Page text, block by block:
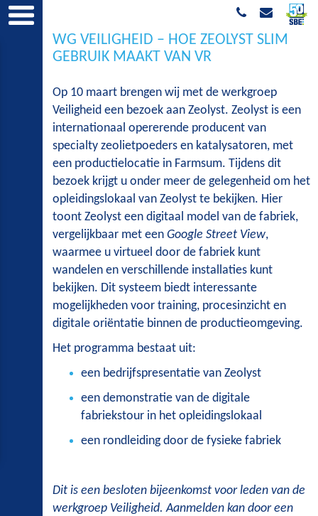
WG VEILIGHEID – HOE ZEOLYST SLIM
GEBRUIK MAAKT VAN VR
Op 10 maart brengen wij met de werkgroep
Veiligheid een bezoek aan Zeolyst. Zeolyst is een
internationaal opererende producent van
specialty zeolietpoeders en katalysatoren, met
een productielocatie in Farmsum. Tijdens dit
bezoek krijgt u onder meer de gelegenheid om het
opleidingslokaal van Zeolyst te bekijken. Hier
toont Zeolyst een digitaal model van de fabriek,
vergelijkbaar met een Google Street View,
waarmee u virtueel door de fabriek kunt
wandelen en verschillende installaties kunt
bekijken. Dit systeem biedt interessante
mogelijkheden voor training, procesinzicht en
digitale oriëntatie binnen de productieomgeving.
Het programma bestaat uit:
een bedrijfspresentatie van Zeolyst
een demonstratie van de digitale
fabriekstour in het opleidingslokaal
een rondleiding door de fysieke fabriek
Dit is een besloten bijeenkomst voor leden van de
werkgroep Veiligheid. Aanmelden kan door een